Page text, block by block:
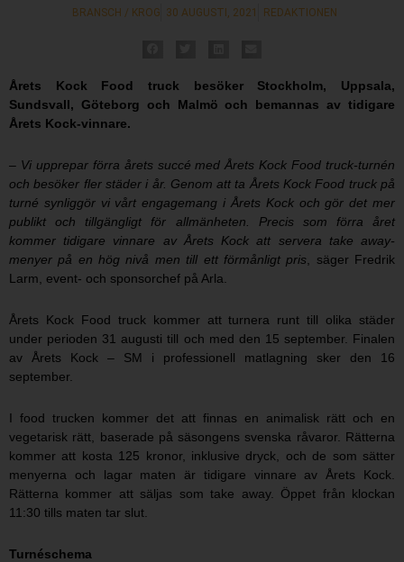
BRANSCH / KROG 30 AUGUSTI, 2021 REDAKTIONEN
Årets Kock Food truck besöker Stockholm, Uppsala,
Sundsvall, Göteborg och Malmö och bemannas av tidigare
Årets Kock-vinnare.
– Vi upprepar förra årets succé med Årets Kock Food truck-turnén
och besöker fler städer i år. Genom att ta Årets Kock Food truck på
turné synliggör vi vårt engagemang i Årets Kock och gör det mer
publikt och tillgängligt för allmänheten. Precis som förra året
kommer tidigare vinnare av Årets Kock att servera take away-
menyer på en hög nivå men till ett förmånligt pris , säger Fredrik
Larm, event- och sponsorchef på Arla.
Årets Kock Food truck kommer att turnera runt till olika städer
under perioden 31 augusti till och med den 15 september. Finalen
av Årets Kock – SM i professionell matlagning sker den 16
september.
I food trucken kommer det att finnas en animalisk rätt och en
vegetarisk rätt, baserade på säsongens svenska råvaror. Rätterna
kommer att kosta 125 kronor, inklusive dryck, och de som sätter
menyerna och lagar maten är tidigare vinnare av Årets Kock.
Rätterna kommer att säljas som take away. Öppet från klockan
11:30 tills maten tar slut.
Turnéschema